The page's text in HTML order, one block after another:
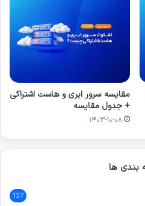
مقایسه سرور ابری و هاست اشتراکی
+ جدول مقایسه
۱۴۰۳-۱۰-۰۸
بندی ها
127